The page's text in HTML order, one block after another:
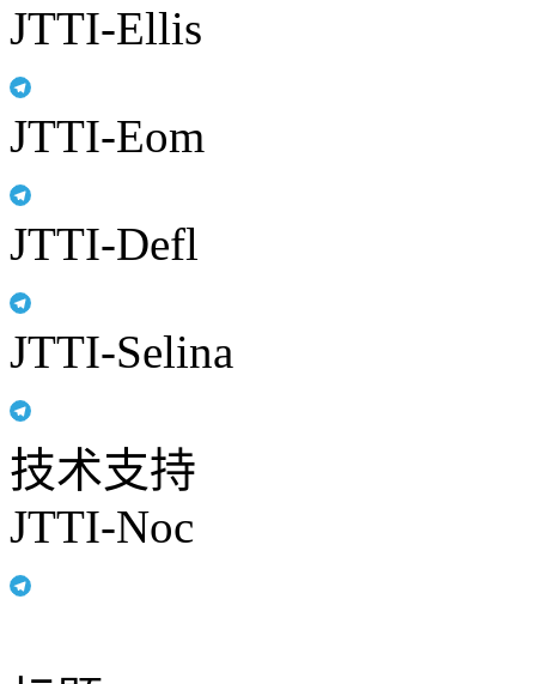
JTTI-Ellis
JTTI-Eom
JTTI-Defl
JTTI-Selina
技术支持
JTTI-Noc